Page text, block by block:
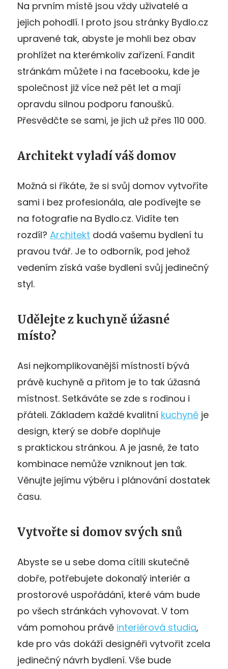
Na prvním místě jsou vždy uživatelé a
jejich pohodlí. I proto jsou stránky Bydlo.cz
upravené tak, abyste je mohli bez obav
prohlížet na kterémkoliv zařízení. Fandit
stránkám můžete i na facebooku, kde je
společnost již více než pět let a mají
opravdu silnou podporu fanoušků.
Přesvědčte se sami, je jich už přes 110 000.
Architekt vyladí váš domov
Možná si říkáte, že si svůj domov vytvoříte
sami i bez profesionála, ale podívejte se
na fotografie na Bydlo.cz. Vidíte ten
rozdíl? Architekt dodá vašemu bydlení tu
pravou tvář. Je to odborník, pod jehož
vedením získá vaše bydlení svůj jedinečný
styl.
Udělejte z kuchyně úžasné
místo?
Asi nejkomplikovanější místností bývá
právě kuchyně a přitom je to tak úžasná
místnost. Setkáváte se zde s rodinou i
přáteli. Základem každé kvalitní kuchyně je
design, který se dobře doplňuje
s praktickou stránkou. A je jasné, že tato
kombinace nemůže vzniknout jen tak.
Věnujte jejímu výběru i plánování dostatek
času.
Vytvořte si domov svých snů
Abyste se u sebe doma cítili skutečně
dobře, potřebujete dokonalý interiér a
prostorové uspořádání, které vám bude
po všech stránkách vyhovovat. V tom
vám pomohou právě interiérová studia,
kde pro vás dokáží designéři vytvořit zcela
jedinečný návrh bydlení. Vše bude